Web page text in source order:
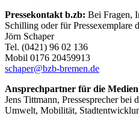
Pressekontakt b.zb: Bei Fragen,
Schilling oder für Pressexemplare
Jörn Schaper
Tel. (0421) 96 02 136
Mobil 0176 20459913
schaper@bzb-bremen.de
Ansprechpartner für die
Jens Tittmann, Pressesprecher
Umwelt, Mobilität,